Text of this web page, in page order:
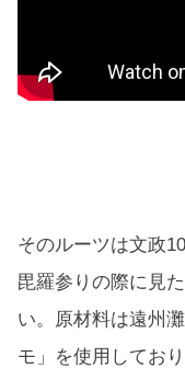
そのルーツは文政
毘羅参りの際に見
い。原材料は遠州
モ」を使用してお